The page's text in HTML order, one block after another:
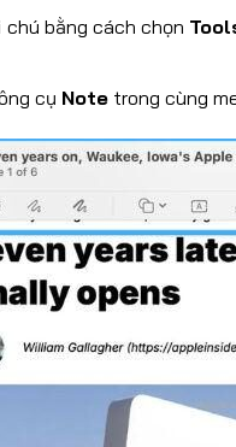
chú bằng cách chọn
cụ Notetrong cùng